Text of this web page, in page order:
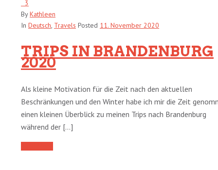
3
ByKathleen
In Deutsch, Travels Posted 11. November 2020
TRIPS IN BRANDENBURG
2020
Als kleine Motivation für die Zeit nach den aktuellen
Beschränkungen und den Winter habe ich mir die Zeit
einen kleinen Überblick zu meinen Trips nach Brandenburg
während der [...]